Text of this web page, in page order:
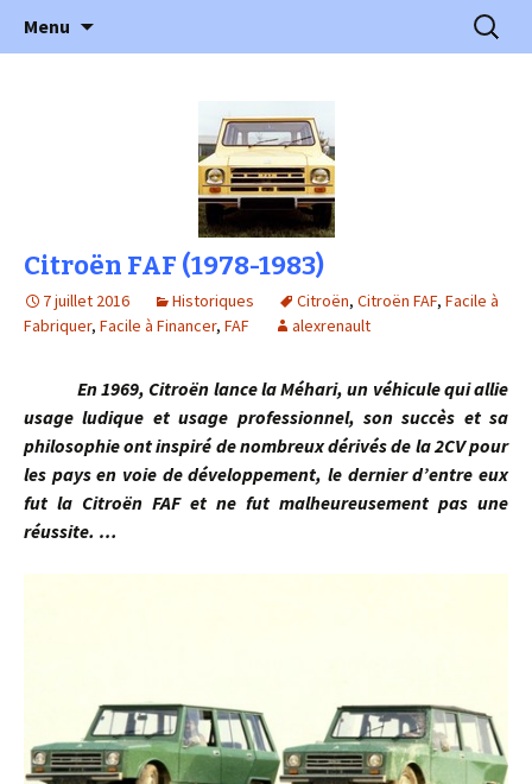
l'Automobile Ancienne
l'automobile ancienne : articles, historiques
…
Menu
Citroën FAF (1978-1983)
7 juillet 2016 Historiques Citroën, Citroën FAF, Facile à
Fabriquer, Facile à Financer, FAF alexrenault
En 1969, Citroën lance la Méhari, un véhicule qui allie
usage ludique et usage professionnel, son succès et sa
philosophie ont inspiré de nombreux dérivés de la 2CV pour
les pays en voie de développement, le dernier d’entre eux
fut la Citroën FAF et ne fut malheureusement pas une
réussite. …